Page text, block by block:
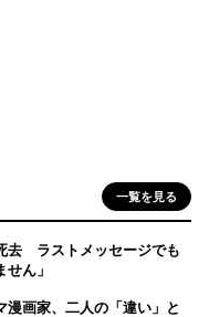
一覧を見る
去 ラストメッセージでも
ん」
画家、二人の「違い」と